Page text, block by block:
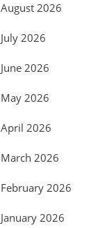
August 2026
July 2026
June 2026
May 2026
April 2026
March 2026
February 2026
January 2026